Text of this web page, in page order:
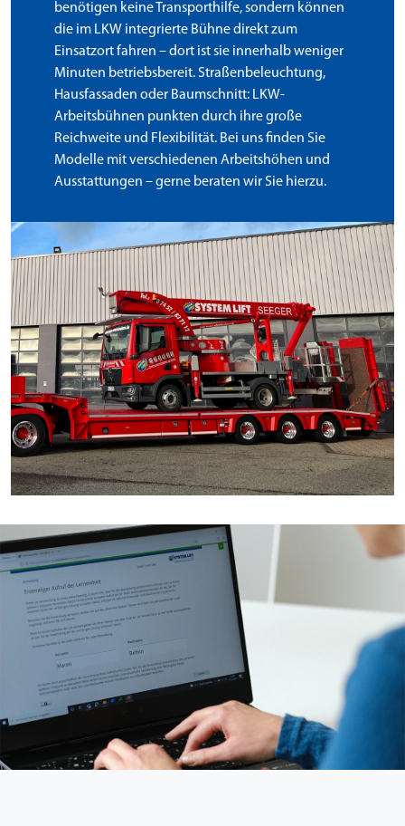
benötigen keine Transporthilfe, sondern können
die im LKW integrierte Bühne direkt zum
Einsatzort fahren – dort ist sie innerhalb weniger
Minuten betriebsbereit. Straßenbeleuchtung,
Hausfassaden oder Baumschnitt: LKW-
Arbeitsbühnen punkten durch ihre große
Reichweite und Flexibilität. Bei uns finden Sie
Modelle mit verschiedenen Arbeitshöhen und
Ausstattungen – gerne beraten wir Sie hierzu.